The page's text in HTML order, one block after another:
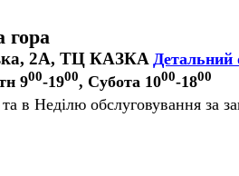
гора
2А, ТЦ КАЗКА Детальний
900-1900, Субота 1000-1800
та в Неділю обслуговування за